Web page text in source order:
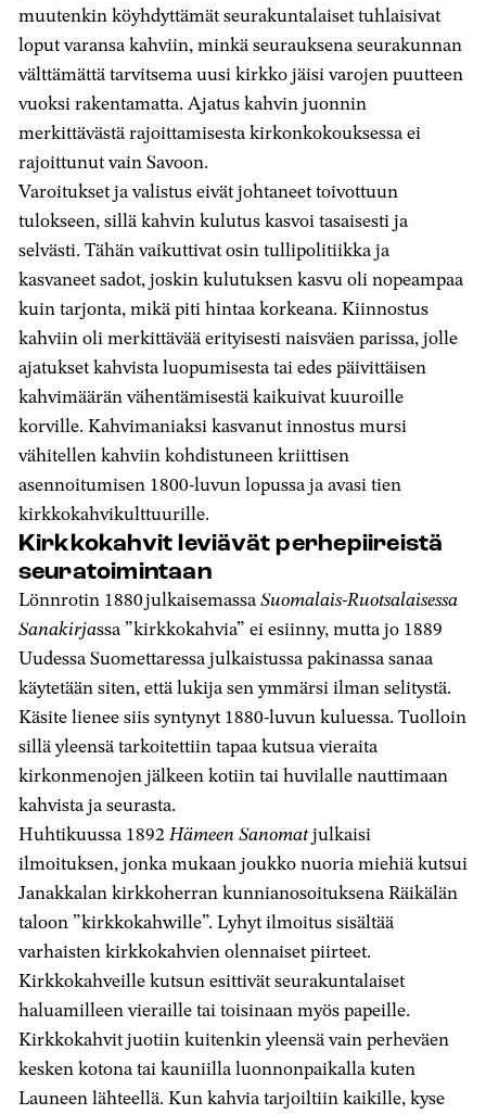
muutenkin köyhdyttämät seurakuntalaiset tuhlaisivat
loput varansa kahviin, minkä seurauksena seurakunnan
välttämättä tarvitsema uusi kirkko jäisi varojen puutteen
vuoksi rakentamatta. Ajatus kahvin juonnin
merkittävästä rajoittamisesta kirkonkokouksessa ei
rajoittunut vain Savoon.
Varoitukset ja valistus eivät johtaneet toivottuun
tulokseen, sillä kahvin kulutus kasvoi tasaisesti ja
selvästi. Tähän vaikuttivat osin tullipolitiikka ja
kasvaneet sadot, joskin kulutuksen kasvu oli nopeampaa
kuin tarjonta, mikä piti hintaa korkeana. Kiinnostus
kahviin oli merkittävää erityisesti naisväen parissa, jolle
ajatukset kahvista luopumisesta tai edes päivittäisen
kahvimäärän vähentämisestä kaikuivat kuuroille
korville. Kahvimaniaksi kasvanut innostus mursi
vähitellen kahviin kohdistuneen kriittisen
asennoitumisen 1800-luvun lopussa ja avasi tien
kirkkokahvikulttuurille.
Kirkkokahvit leviävät perhepiireistä
seuratoimintaan
Lönnrotin 1880 julkaisemassaSuomalais-Ruotsalaisessa
Sanakirjassa ”kirkkokahvia” ei esiinny, mutta jo 1889
Uudessa Suomettaressa julkaistussa pakinassa sanaa
käytetään siten, että lukija sen ymmärsi ilman selitystä.
Käsite lienee siis syntynyt 1880-luvun kuluessa. Tuolloin
sillä yleensä tarkoitettiin tapaa kutsua vieraita
kirkonmenojen jälkeen kotiin tai huvilalle nauttimaan
kahvista ja seurasta.
Huhtikuussa 1892 Hämeen Sanomatjulkaisi
ilmoituksen, jonka mukaan joukko nuoria miehiä kutsui
Janakkalan kirkkoherran kunnianosoituksena Räikälän
taloon ”kirkkokahwille”. Lyhyt ilmoitus sisältää
varhaisten kirkkokahvien olennaiset piirteet.
Kirkkokahveille kutsun esittivät seurakuntalaiset
haluamilleen vieraille tai toisinaan myös papeille.
Kirkkokahvit juotiin kuitenkin yleensä vain perheväen
kesken kotona tai kauniilla luonnonpaikalla kuten
Launeen lähteellä. Kun kahvia tarjoiltiin kaikille, kyse